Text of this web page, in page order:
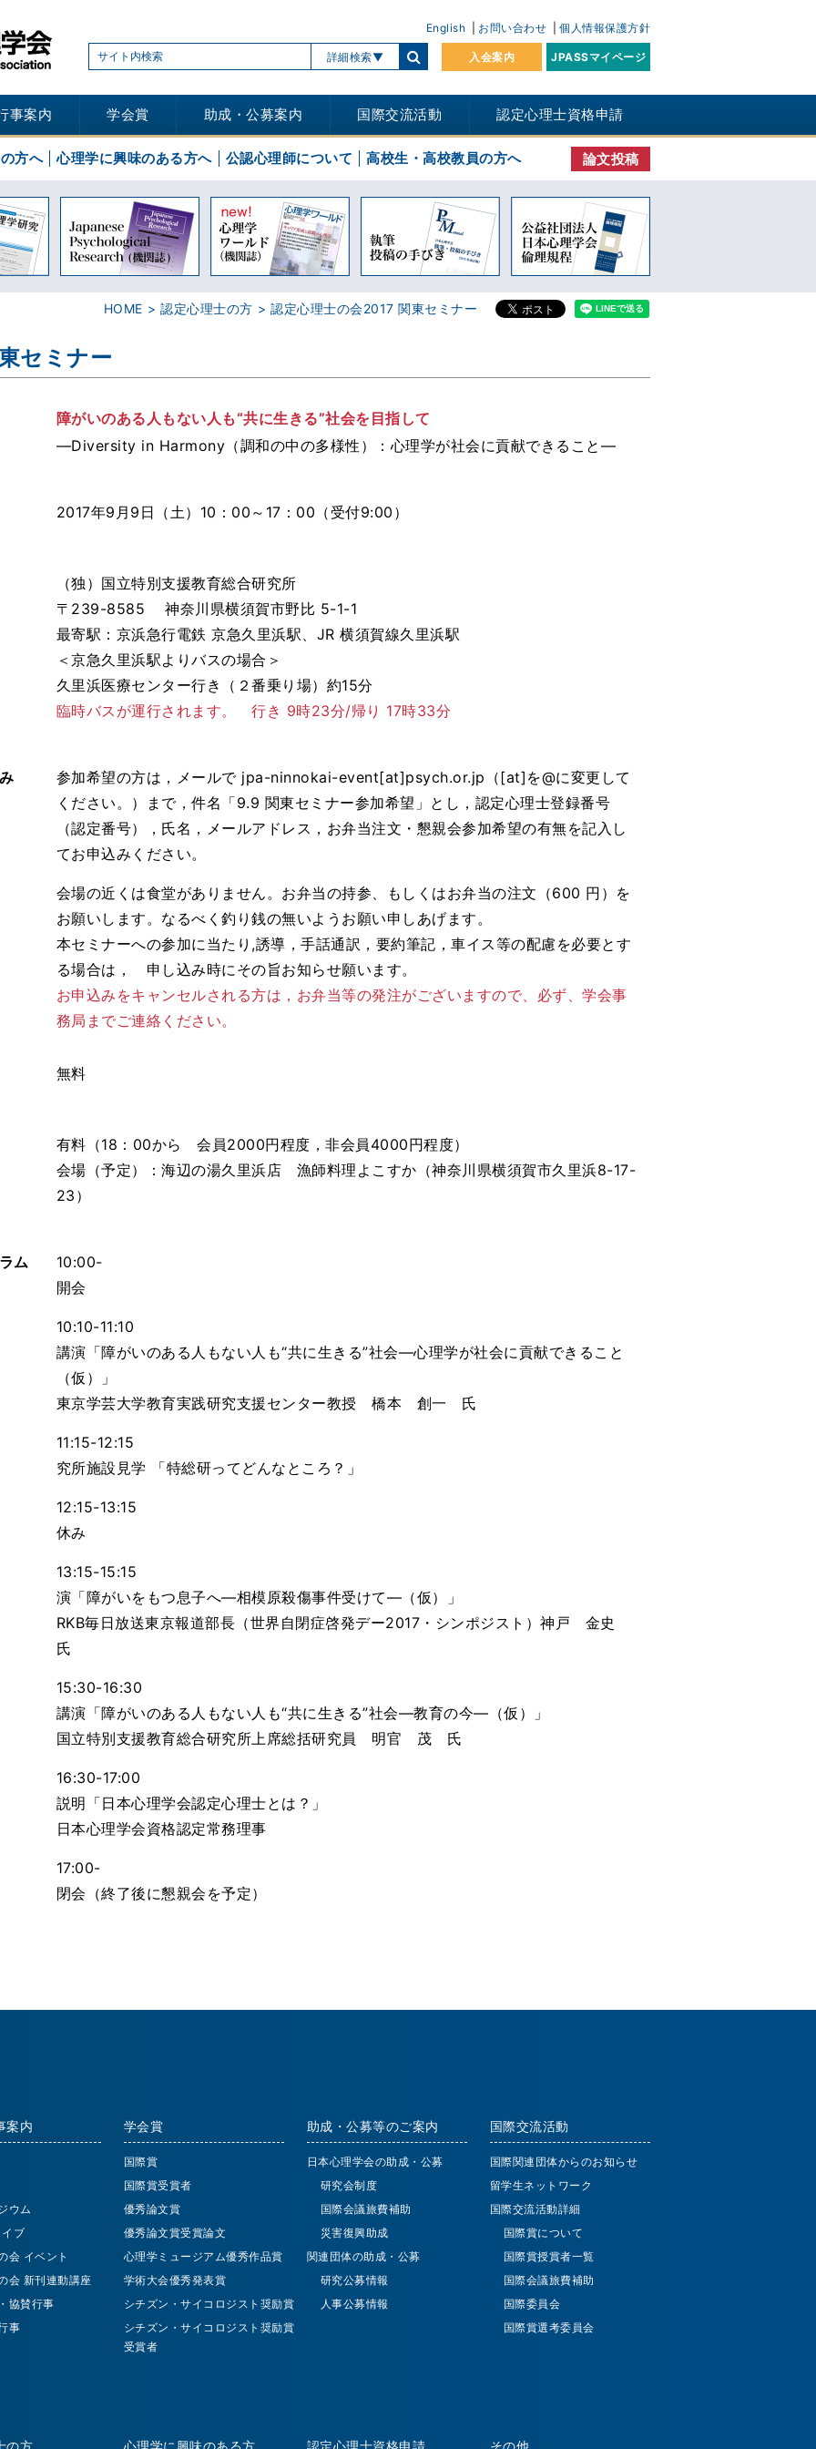
English お問い合わせ 個人情報保護方針
詳細検索 入会案内 JPASSマイページ
事案内 学会賞 助成・公募案内 国際交流活動 認定心理士資格申請
方へ 心理学に興味のある方へ 公認心理師について 高校生・高校教員の方へ 論文投稿
HOME 認定心理士の方 認定心理士の会2017 関東セミナー
セミナー
障がいのある人もない人も“共に生きる”社会を目指して
―Diversity in Harmony（調和の中の多様性）：心理学が社会に貢献できること―
2017年9月9日（土）10：00～17：00（受付9:00）
（独）国立特別支援教育総合研究所
〒239-8585 神奈川県横須賀市野比 5-1-1
最寄駅：京浜急行電鉄 京急久里浜駅、JR 横須賀線久里浜駅
＜京急久里浜駅よりバスの場合＞
久里浜医療センター行き（２番乗り場）約15分
臨時バスが運行されます。 行き 9時23分/帰り 17時33分
参加希望の方は，メールで jpa-ninnokai-event[at]psych.or.jp（[at]を@に変更して
ください。）まで，件名「9.9 関東セミナー参加希望」とし，認定心理士登録番号
（認定番号），氏名，メールアドレス，お弁当注文・懇親会参加希望の有無を記入し
てお申込みください。
会場の近くは食堂がありません。お弁当の持参、もしくはお弁当の注文（600 円）を
お願いします。なるべく釣り銭の無いようお願い申しあげます。
本セミナーへの参加に当たり,誘導，手話通訳，要約筆記，車イス等の配慮を必要とす
る場合は， 申し込み時にその旨お知らせ願います。
お申込みをキャンセルされる方は，お弁当等の発注がございますので、必ず、学会事
務局までご連絡ください。
無料
有料（18：00から 会員2000円程度，非会員4000円程度）
会場（予定）：海辺の湯久里浜店 漁師料理よこすか（神奈川県横須賀市久里浜8-17-
23）
ム
10:00-
開会
10:10-11:10
講演「障がいのある人もない人も“共に生きる”社会―心理学が社会に貢献できること
（仮）」
東京学芸大学教育実践研究支援センター教授 橋本 創一 氏
11:15-12:15
究所施設見学 「特総研ってどんなところ？」
12:15-13:15
休み
13:15-15:15
演「障がいをもつ息子へ―相模原殺傷事件受けて―（仮）」
RKB毎日放送東京報道部長（世界自閉症啓発デー2017・シンポジスト）神戸 金史
氏
15:30-16:30
講演「障がいのある人もない人も“共に生きる”社会―教育の今―（仮）」
国立特別支援教育総合研究所上席総括研究員 明官 茂 氏
16:30-17:00
説明「日本心理学会認定心理士とは？」
日本心理学会資格認定常務理事
17:00-
閉会（終了後に懇親会を予定）
案内
ウム
ブ
会 イベント
会 新刊連動講座
協賛行事
事
学会賞
国際賞
国際賞受賞者
優秀論文賞
優秀論文賞受賞論文
心理学ミュージアム優秀作品賞
学術大会優秀発表賞
シチズン・サイコロジスト奨励賞
シチズン・サイコロジスト奨励賞
受賞者
助成・公募等のご案内
日本心理学会の助成・公募
研究会制度
国際会議旅費補助
災害復興助成
関連団体の助成・公募
研究公募情報
人事公募情報
国際交流活動
国際関連団体からのお知らせ
留学生ネットワーク
国際交流活動詳細
国際賞について
国際賞授賞者一覧
国際会議旅費補助
国際委員会
国際賞選考委員会